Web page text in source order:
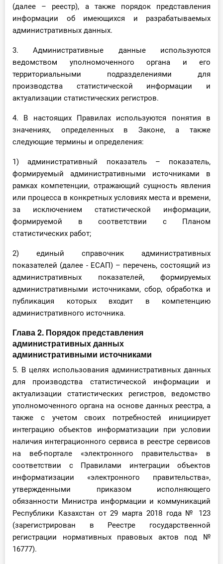
(далее – реестр), а также порядок представления
информации об имеющихся и разрабатываемых
административных данных.
3. Административные данные используются
ведомством уполномоченного органа и его
территориальными подразделениями для
производства статистической информации и
актуализации статистических регистров.
4. В настоящих Правилах используются понятия в
значениях, определенных в Законе, а также
следующие термины и определения:
1) административный показатель – показатель,
формируемый административными источниками в
рамках компетенции, отражающий сущность явления
или процесса в конкретных условиях места и времени,
за исключением статистической информации,
формируемой в соответствии с Планом
статистических работ;
2) единый справочник административных
показателей (далее - ЕСАП) – перечень, состоящий из
административных показателей, формируемых
административными источниками, сбор, обработка и
публикация которых входит в компетенцию
административного источника.
Глава 2. Порядок представления
административных данных
административными источниками
5. В целях использования административных данных
для производства статистической информации и
актуализации статистических регистров, ведомство
уполномоченного органа на основе данных реестра, а
также с учетом своих потребностей инициирует
интеграцию объектов информатизации при условии
наличия интеграционного сервиса в реестре сервисов
на веб-портале «электронного правительства» в
соответствии с Правилами интеграции объектов
информатизации «электронного правительства»,
утвержденными приказом исполняющего
обязанности Министра информации и коммуникаций
Республики Казахстан от 29 марта 2018 года № 123
(зарегистрирован в Реестре государственной
регистрации нормативных правовых актов под №
16777).